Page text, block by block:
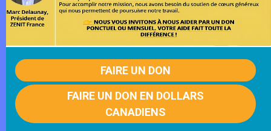
FAIRE UN DON
FAIRE UN DON EN DOLLARS
CANADIENS